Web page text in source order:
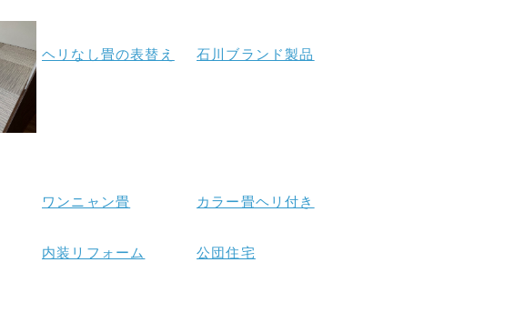
ヘリなし畳の表替え 石川ブランド製品
ワンニャン畳 カラー畳ヘリ付き
内装リフォーム 公団住宅